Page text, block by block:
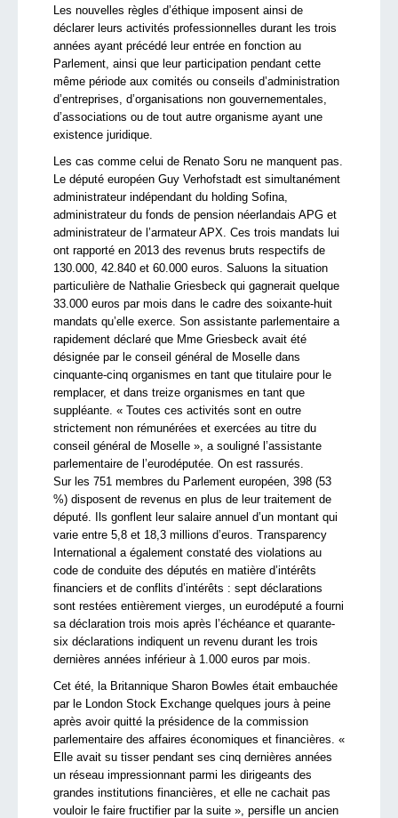
Les nouvelles règles d’éthique imposent ainsi de
déclarer leurs activités professionnelles durant les trois
années ayant précédé leur entrée en fonction au
Parlement, ainsi que leur participation pendant cette
même période aux comités ou conseils d’administration
d’entreprises, d’organisations non gouvernementales,
d’associations ou de tout autre organisme ayant une
existence juridique.
Les cas comme celui de Renato Soru ne manquent pas.
Le député européen Guy Verhofstadt est simultanément
administrateur indépendant du holding Sofina,
administrateur du fonds de pension néerlandais APG et
administrateur de l’armateur APX. Ces trois mandats lui
ont rapporté en 2013 des revenus bruts respectifs de
130.000, 42.840 et 60.000 euros. Saluons la situation
particulière de Nathalie Griesbeck qui gagnerait quelque
33.000 euros par mois dans le cadre des soixante-huit
mandats qu’elle exerce. Son assistante parlementaire a
rapidement déclaré que Mme Griesbeck avait été
désignée par le conseil général de Moselle dans
cinquante-cinq organismes en tant que titulaire pour le
remplacer, et dans treize organismes en tant que
suppléante. « Toutes ces activités sont en outre
strictement non rémunérées et exercées au titre du
conseil général de Moselle », a souligné l’assistante
parlementaire de l’eurodéputée. On est rassurés.
Sur les 751 membres du Parlement européen, 398 (53
%) disposent de revenus en plus de leur traitement de
député. Ils gonflent leur salaire annuel d’un montant qui
varie entre 5,8 et 18,3 millions d’euros. Transparency
International a également constaté des violations au
code de conduite des députés en matière d’intérêts
financiers et de conflits d’intérêts : sept déclarations
sont restées entièrement vierges, un eurodéputé a fourni
sa déclaration trois mois après l’échéance et quarante-
six déclarations indiquent un revenu durant les trois
dernières années inférieur à 1.000 euros par mois.
Cet été, la Britannique Sharon Bowles était embauchée
par le London Stock Exchange quelques jours à peine
après avoir quitté la présidence de la commission
parlementaire des affaires économiques et financières. «
Elle avait su tisser pendant ses cinq dernières années
un réseau impressionnant parmi les dirigeants des
grandes institutions financières, et elle ne cachait pas
vouloir le faire fructifier par la suite », persifle un ancien